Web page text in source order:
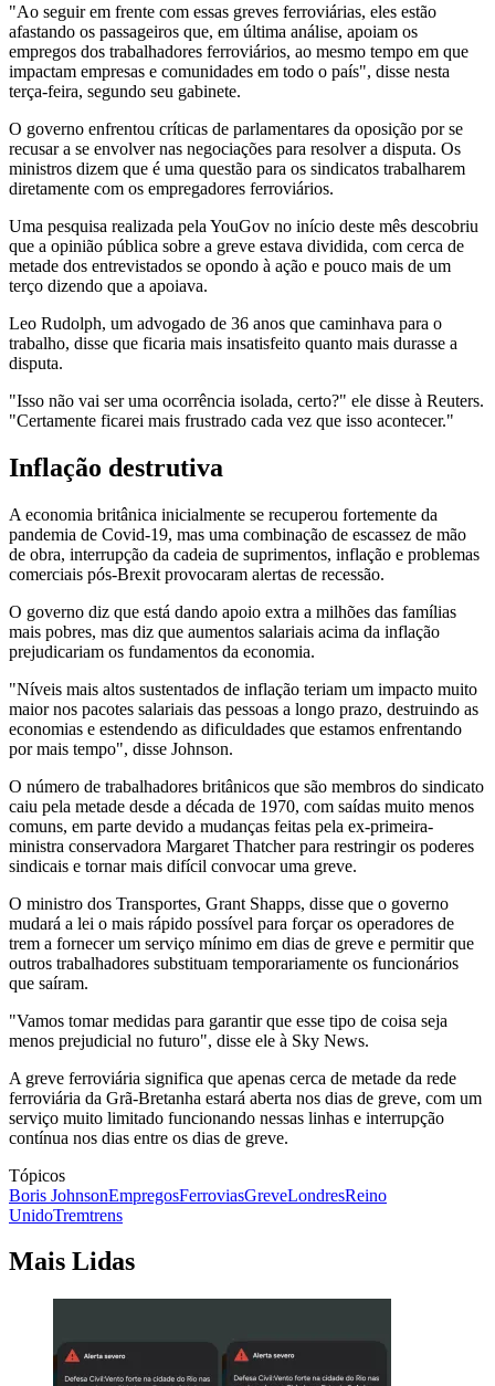
"Ao seguir em frente com essas greves ferroviárias, eles estão
afastando os passageiros que, em última análise, apoiam os
empregos dos trabalhadores ferroviários, ao mesmo tempo em que
impactam empresas e comunidades em todo o país", disse nesta
terça-feira, segundo seu gabinete.
O governo enfrentou críticas de parlamentares da oposição por se
recusar a se envolver nas negociações para resolver a disputa. Os
ministros dizem que é uma questão para os sindicatos trabalharem
diretamente com os empregadores ferroviários.
Uma pesquisa realizada pela YouGov no início deste mês descobriu
que a opinião pública sobre a greve estava dividida, com cerca de
metade dos entrevistados se opondo à ação e pouco mais de um
terço dizendo que a apoiava.
Leo Rudolph, um advogado de 36 anos que caminhava para o
trabalho, disse que ficaria mais insatisfeito quanto mais durasse a
disputa.
"Isso não vai ser uma ocorrência isolada, certo?" ele disse à Reuters.
"Certamente ficarei mais frustrado cada vez que isso acontecer."
Inflação destrutiva
A economia britânica inicialmente se recuperou fortemente da
pandemia de Covid-19, mas uma combinação de escassez de mão
de obra, interrupção da cadeia de suprimentos, inflação e problemas
comerciais pós-Brexit provocaram alertas de recessão.
O governo diz que está dando apoio extra a milhões das famílias
mais pobres, mas diz que aumentos salariais acima da inflação
prejudicariam os fundamentos da economia.
"Níveis mais altos sustentados de inflação teriam um impacto muito
maior nos pacotes salariais das pessoas a longo prazo, destruindo as
economias e estendendo as dificuldades que estamos enfrentando
por mais tempo", disse Johnson.
O número de trabalhadores britânicos que são membros do sindicato
caiu pela metade desde a década de 1970, com saídas muito menos
comuns, em parte devido a mudanças feitas pela ex-primeira-
ministra conservadora Margaret Thatcher para restringir os poderes
sindicais e tornar mais difícil convocar uma greve.
O ministro dos Transportes, Grant Shapps, disse que o governo
mudará a lei o mais rápido possível para forçar os operadores de
trem a fornecer um serviço mínimo em dias de greve e permitir que
outros trabalhadores substituam temporariamente os funcionários
que saíram.
"Vamos tomar medidas para garantir que esse tipo de coisa seja
menos prejudicial no futuro", disse ele à Sky News.
A greve ferroviária significa que apenas cerca de metade da rede
ferroviária da Grã-Bretanha estará aberta nos dias de greve, com um
serviço muito limitado funcionando nessas linhas e interrupção
contínua nos dias entre os dias de greve.
Tópicos
Boris JohnsonEmpregosFerroviasGreveLondresReino
UnidoTremtrens
Mais Lidas